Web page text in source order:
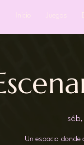
Inicio Juegos
Un espacio donde